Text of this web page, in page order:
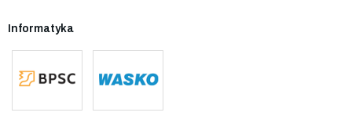
Informatyka